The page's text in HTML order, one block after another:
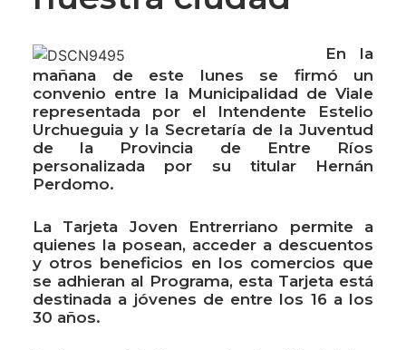
En la
mañana de este lunes se firmó un
convenio entre la Municipalidad de Viale
representada por el Intendente Estelio
Urchueguia y la Secretaría de la Juventud
de la Provincia de Entre Ríos
personalizada por su titular Hernán
Perdomo.
La Tarjeta Joven Entrerriano permite a
quienes la posean, acceder a descuentos
y otros beneficios en los comercios que
se adhieran al Programa, esta Tarjeta está
destinada a jóvenes de entre los 16 a los
30 años.